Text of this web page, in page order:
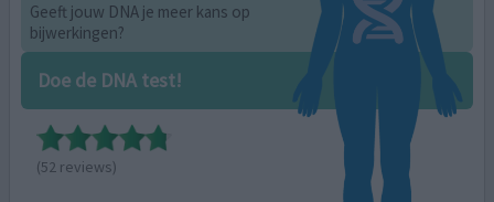
Geeft jouw DNA je meer kans op
bijwerkingen?
Doe de DNA test!
(52 reviews)